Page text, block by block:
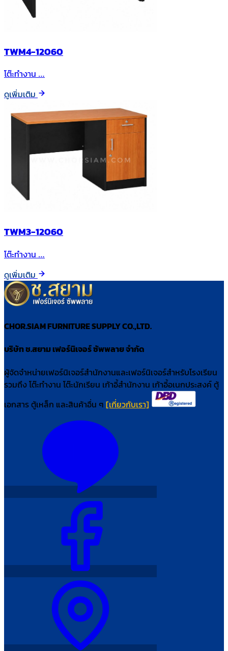
TWM4-12060
โต๊ะทำงาน …
ดูเพิ่มเติม
TWM3-12060
โต๊ะทำงาน …
ดูเพิ่มเติม
CHOR.SIAM FURNITURE SUPPLY CO.,LTD.
บริษัท ช.สยาม เฟอร์นิเจอร์ ซัพพลาย จำกัด
ผู้จัดจำหน่ายเฟอร์นิเจอร์สำนักงานและเฟอร์นิเจอร์สำหรับโรงเรียน
รวมถึง โต๊ะทำงาน โต๊ะนักเรียน เก้าอี้สำนักงาน เก้าอี้อเนกประสงค์ ตู้
เอกสาร ตู้เหล็ก และสินค้าอื่น ๆ [เกี่ยวกับเรา]